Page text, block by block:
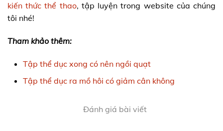
kiến thức thể thao, tập luyện trong website của chúng
tôi nhé!
Tham khảo thêm:
Tập thể dục xong có nên ngồi quạt
Tập thể dục ra mồ hôi có giảm cân không
Đánh giá bài viết